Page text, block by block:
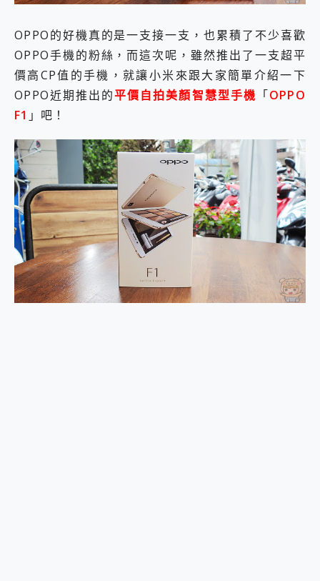
百倍變焦實測~ vivo X200 Pro 與 S25 Ultra 誰能滿足全場景拍攝需求？
超好用的 PLAUD NotePin AI 智慧錄音膠囊~ 您的AI 秘書已上線 每月免費送你 300分鐘轉寫
COMPUTEX 2025 來囉！AGI亞奇雷 AI・Gaming・創作儲存方案登場，趕快來AGI亞奇雷挑戰任務抽 PS5！
自帶線的 有線無線都能充 ONPRO MagReact M5 10000mAh 5合1 磁吸無線急速行動電源 開箱 評測
飛利浦 JS7310 ⚡【電急便｜行動儲能救車電源】 可靠的旅行夥伴！帶給您優異的安全性與強大供電效能
realme 14 Pro 超硬軍規、冰感變色實測，realme 14 5G 遊戲戰鬥值爆表，效能x娛樂全都要！
iPhone、Apple Watch、AirPods耳機 三個設備充電一起搞定 ONPRO MagReact™ M3 3 in 1可攜摺疊無線充電器 開箱 評測
25種洗烘模式一機搞定! Roborock 衣莉莎白 H1 Neo分子篩洗脫烘 AI 滾筒洗衣機
給 MSI Claw 系列電競掌機 最完美的家 MSI Nest Docking Station 掌機專屬擴充底座 開箱 評測
B&O 精品級音響! Home+ 中嘉寬頻 SoundBox 劇院串流盒 開箱 評測
2億 APO蔡司長焦神機降臨~ vivo X200 Pro、vivo X200 就是這麼好拍
3 個超值 MHN 飛人工具分享~~ iToolab AnyGo 魔物獵人 Now飛人 ios教學 不出門也可以到處走
Locawhere AnyTo 寶可夢飛人 AnyTo 不出門也可以飛遍全世界
OPPO的好機真的是一支接一支，也累積了不少喜歡
OPPO手機的粉絲，而這次呢，雖然推出了一支超平
價高CP值的手機，就讓小米來跟大家簡單介紹一下
OPPO近期推出的平價自拍美顏智慧型手機 「OPPO
F1 」吧！